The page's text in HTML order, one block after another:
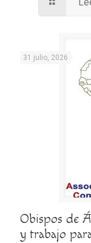
31 julio, 2026
Obispos de
y trabajo